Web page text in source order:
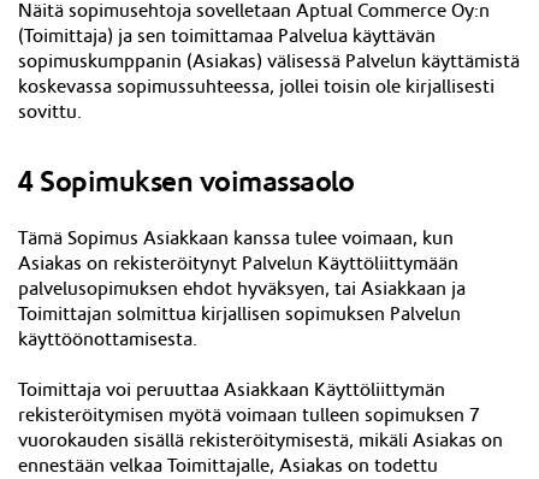
Näitä sopimusehtoja sovelletaan Aptual Commerce Oy:n
(Toimittaja) ja sen toimittamaa Palvelua käyttävän
sopimuskumppanin (Asiakas) välisessä Palvelun käyttämistä
koskevassa sopimussuhteessa, jollei toisin ole kirjallisesti
sovittu.
4 Sopimuksen voimassaolo
Tämä Sopimus Asiakkaan kanssa tulee voimaan, kun
Asiakas on rekisteröitynyt Palvelun Käyttöliittymään
palvelusopimuksen ehdot hyväksyen, tai Asiakkaan ja
Toimittajan solmittua kirjallisen sopimuksen Palvelun
käyttöönottamisesta.
Toimittaja voi peruuttaa Asiakkaan Käyttöliittymän
rekisteröitymisen myötä voimaan tulleen sopimuksen 7
vuorokauden sisällä rekisteröitymisestä, mikäli Asiakas on
ennestään velkaa Toimittajalle, Asiakas on todettu